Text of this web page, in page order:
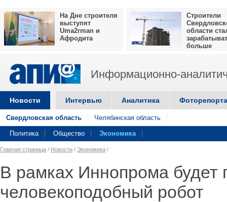
На Дне строителя
выступят
Uma2rman и
Афродита
Строители
области
больше
Информационно-
Новости Интервью Аналитика
Свердловская область Челябинская область
Политика Общество Экономика
Главная страница / Новости / Экономика /
В рамках Иннопрома будет
человекоподобный робот